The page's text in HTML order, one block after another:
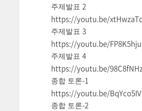
주제발표 2
https://youtu.be/
주제발표 3
https://youtu.be/
주제발표 4
https://youtu.be/
종합 토론-1
https://youtu.be/
종합 토론-2